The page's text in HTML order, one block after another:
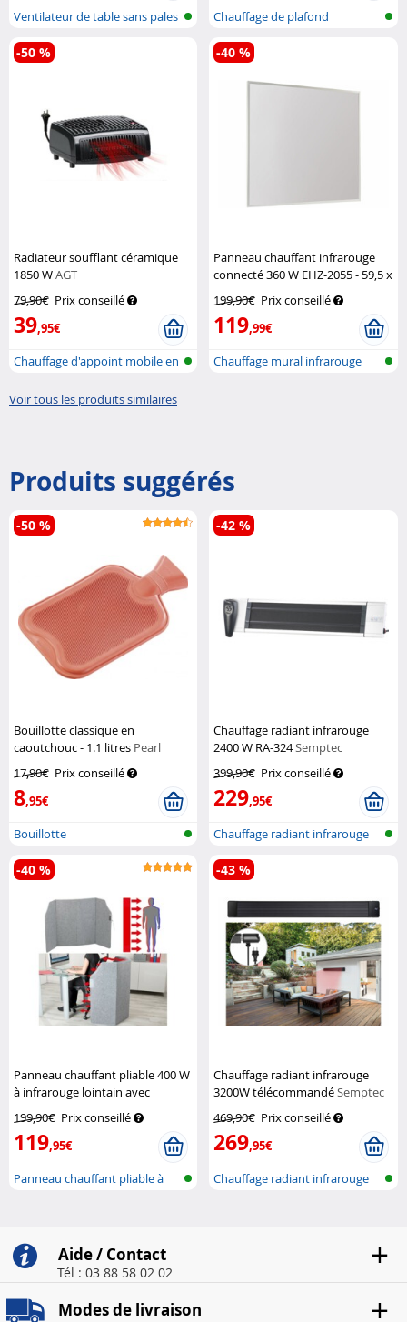
Ventilateur de table sans pales
ave...
Chauffage de plafond
infrarouge pou...
Radiateur soufflant céramique
1850 WAGT
79,90€ Prix conseillé
39,95€
-50 %
Chauffage d'appoint mobile en
Panneau chauffant infrarouge
connecté 360 W EHZ-2055 - 59,5 x
Sichler Haushaltsgeräte
199,90€ Prix conseillé
119,99€
-40 %
Chauffage mural infrarouge
Voir tous les produits similaires
Produits suggérés
Bouillotte classique en
caoutchouc - 1.1 litres Pearl
17,90€ Prix conseillé
8,95€
-50 %
Bouillotte
Chauffage radiant infrarouge
2400 W RA-324Semptec
399,90€ Prix conseillé
229,95€
-42 %
Chauffage radiant infrarouge
Panneau chauffant pliable 400 W
à infrarouge lointain avec
3 niveaux de chauffe, jusqu'à
65 °CSichler Haushaltsgeräte
199,90€ Prix conseillé
119,95€
-40 %
Panneau chauffant pliable à
Chauffage radiant infrarouge
3200W télécommandéSemptec
469,90€ Prix conseillé
269,95€
-43 %
Chauffage radiant infrarouge
Aide / Contact
Tél : 03 88 58 02 02
Modes de livraison